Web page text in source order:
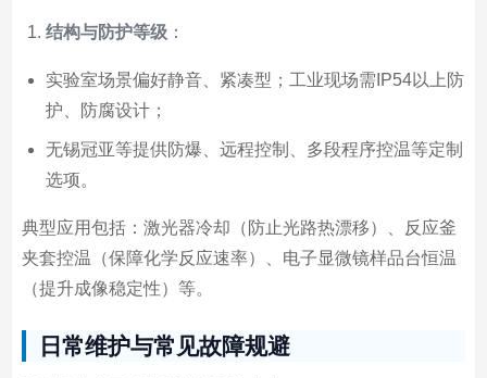
结构与防护等级：
实验室场景偏好静音、紧凑型；工业现场需IP54以上防
护、防腐设计；
无锡冠亚等提供防爆、远程控制、多段程序控温等定制
选项。
典型应用包括：激光器冷却（防止光路热漂移）、反应釜
夹套控温（保障化学反应速率）、电子显微镜样品台恒温
（提升成像稳定性）等。
日常维护与常见故障规避